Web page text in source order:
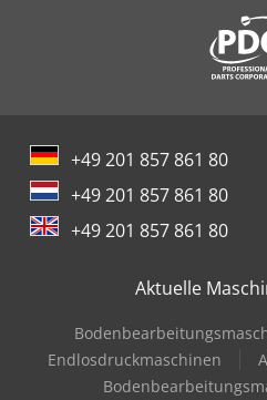
+49 201 857 861 80
+49 201 857 861 80
+49 201 857 861 80
Aktuelle
Endlosdruckmaschinen